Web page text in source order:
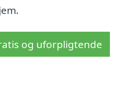
og uforpligtende